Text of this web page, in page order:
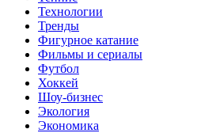
Технологии
Тренды
Фигурное катание
Фильмы и сериалы
Футбол
Хоккей
Шоу-бизнес
Экология
Экономика